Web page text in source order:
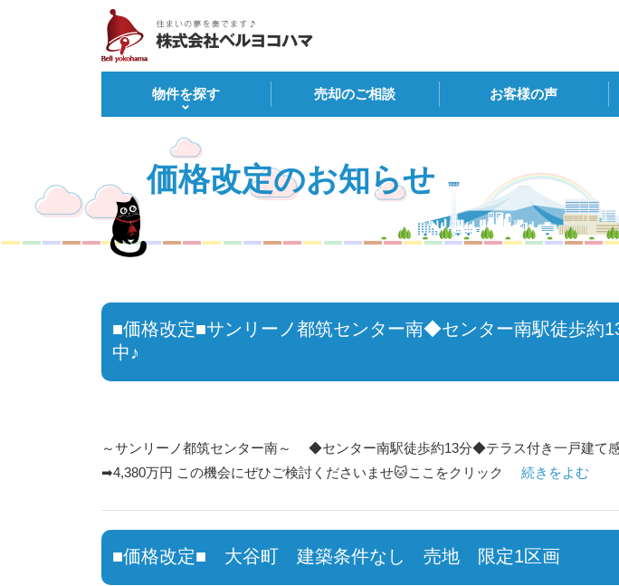
物件を探す 売却のご相談 お客様の声
価格改定のお知らせ
■価格改定■サンリーノ都筑センター南◆センター南駅徒歩
中♪
～サンリーノ都筑センター南～ ◆センター南駅徒歩約13分◆テラス付き一戸建て
➡4,380万円 この機会にぜひご検討くださいませ🐱ここをクリック
続きをよむ
■価格改定■ 大谷町 建築条件なし 売地 限定1区画